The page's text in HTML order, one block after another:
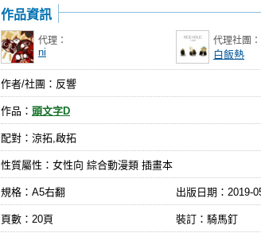
作品資訊
代理：
ni
代理社團：
白飯熱
作者/社團：反響
作品： 頭文字D
配對：涼拓,啟拓
性質屬性：女性向 綜合動漫類 插畫本
規格：A5右翻 出版日期： 2019-
頁數：20頁 裝訂：騎馬釘